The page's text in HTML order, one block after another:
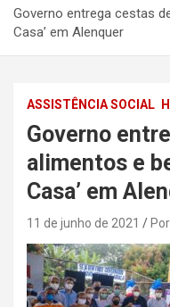
Governo entrega cestas
Casa’ em Alenquer
ASSISTÊNCIA SOCIAL
Governo
alimentos e
Casa’ em
11 de junho de 2021